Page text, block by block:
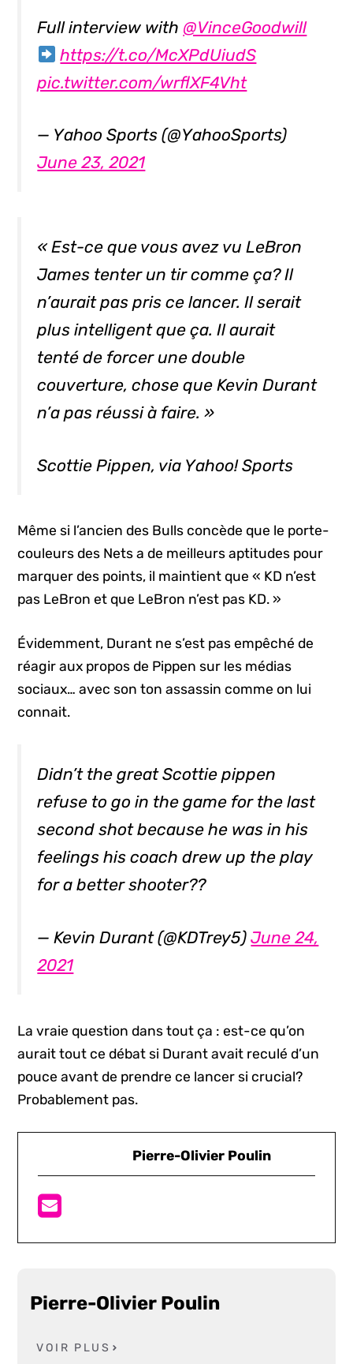
Full interview with @VinceGoodwill
https://t.co/McXPdUiudS
pic.twitter.com/wrflXF4Vht
— Yahoo Sports (@YahooSports)
June 23, 2021
« Est-ce que vous avez vu LeBron
James tenter un tir comme ça? Il
n’aurait pas pris ce lancer. Il serait
plus intelligent que ça. Il aurait
tenté de forcer une double
couverture, chose que Kevin Durant
n’a pas réussi à faire. »
Scottie Pippen, via Yahoo! Sports
Même si l’ancien des Bulls concède que le porte-
couleurs des Nets a de meilleurs aptitudes pour
marquer des points, il maintient que « KD n’est
pas LeBron et que LeBron n’est pas KD. »
Évidemment, Durant ne s’est pas empêché de
réagir aux propos de Pippen sur les médias
sociaux… avec son ton assassin comme on lui
connait.
Didn’t the great Scottie pippen
refuse to go in the game for the last
second shot because he was in his
feelings his coach drew up the play
for a better shooter??
— Kevin Durant (@KDTrey5)June 24,
2021
La vraie question dans tout ça : est-ce qu’on
aurait tout ce débat si Durant avait reculé d’un
pouce avant de prendre ce lancer si crucial?
Probablement pas.
Pierre-Olivier Poulin
Pierre-Olivier Poulin
VOIR PLUS